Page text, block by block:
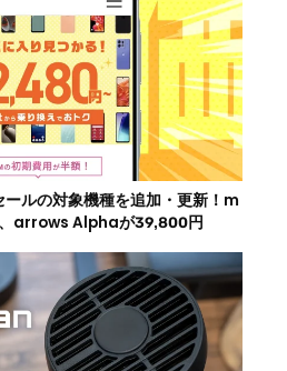
ルの対象機種を追加・更新！m
arrows Alphaが39,800円